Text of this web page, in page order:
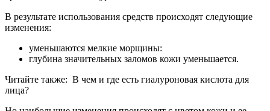
В результате использования средств происходят следующие
изменения:
уменьшаются мелкие морщины:
глубина значительных заломов кожи уменьшается.
Читайте также: В чем и где есть гиалуроновая кислота для
лица?